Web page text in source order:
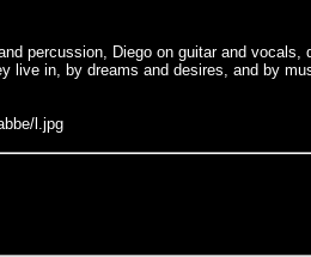
percussion, Diego on guitar and vocals,
live in, by dreams and desires, and by
l.jpg